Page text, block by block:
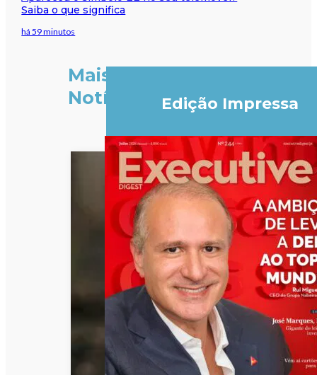
Saiba o que significa
há 59 minutos
Mais
Notícias
Edição Impressa